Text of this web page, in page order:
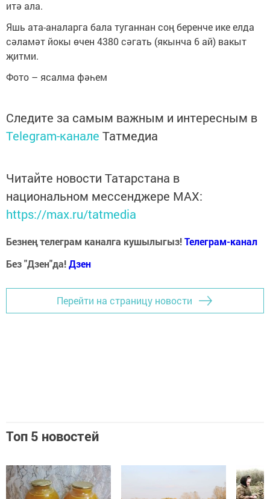
итә ала.
Яшь ата-аналарга бала туганнан соң беренче ике елда
сәламәт йокы өчен 4380 сәгать (якынча 6 ай) вакыт
җитми.
Фото – ясалма фәһем
Следите за самым важным и интересным в
Telegram-канале Татмедиа
Читайте новости Татарстана в
национальном мессенджере MАХ:
https://max.ru/tatmedia
Безнең телеграм каналга кушылыгыз!Телеграм-канал
Без "Дзен"да!Дзен
Перейти на страницу новости
Топ 5 новостей